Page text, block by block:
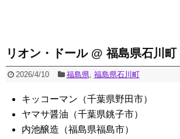
リオン・ドール @ 福島県石川町
2026/4/10 福島県, 福島県石川町
キッコーマン（千葉県野田市）
ヤマサ醤油（千葉県銚子市）
内池醸造（福島県福島市）